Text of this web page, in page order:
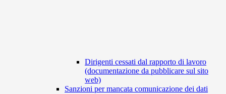
Dirigenti cessati dal rapporto di lavoro
(documentazione da pubblicare sul sito
web)
Sanzioni per mancata comunicazione dei dati